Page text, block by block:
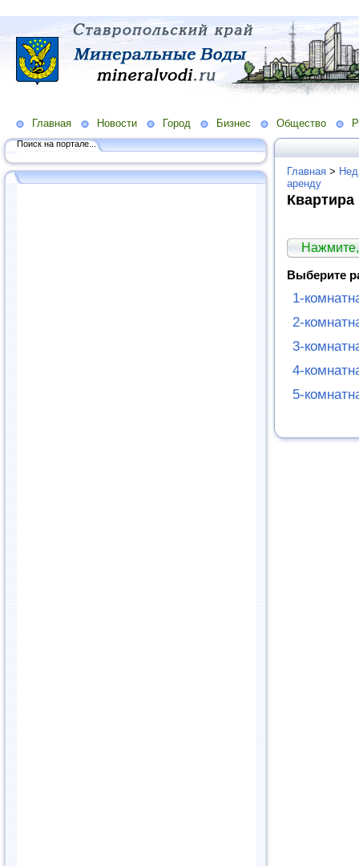
Главная Новости Город Бизнес Общество
Поиск на портале...
Главная >
аренду
Квартира
Выберите
1-
2-
3-
4-
5-